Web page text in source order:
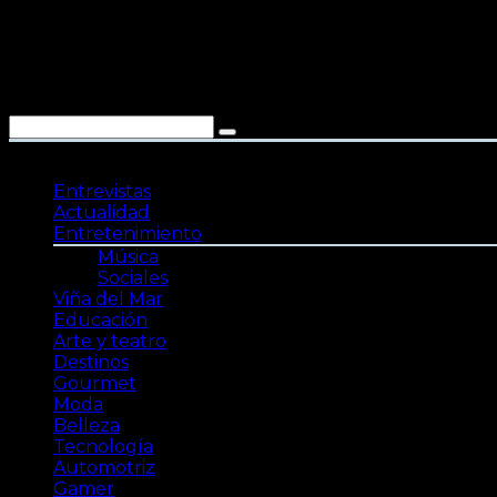
Entrevistas
Actualidad
Entretenimiento
Música
Sociales
Viña del Mar
Educación
Arte y teatro
Destinos
Gourmet
Moda
Belleza
Tecnología
Automotriz
Gamer